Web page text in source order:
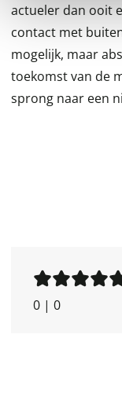
actueler dan ooit
contact met
mogelijk, maar
toekomst van de
sprong naar een
0 | 0